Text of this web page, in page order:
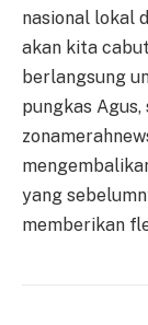
nasional lokal
akan kita
berlangsung
pungkas
yang
memberikan